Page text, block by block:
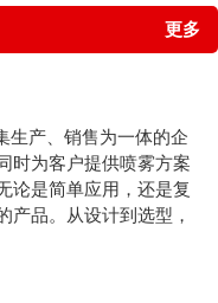
更多
产、销售为一体的企
时为客户提供喷雾方案
论是简单应用，还是复
产品。从设计到选型，